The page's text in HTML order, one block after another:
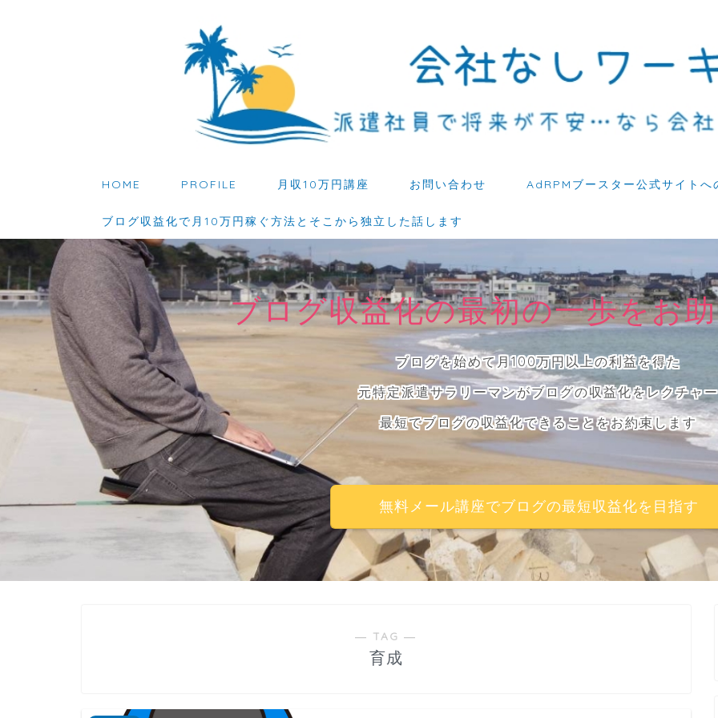
HOME PROFILE 月収10万円講座 お問い合わせ AdRPMブースター公式サイトへ
ブログ収益化で月10万円稼ぐ方法とそこから独立した話します
ブログ収益化の最初の一歩をお
ブログを始めて月100万円以上の利益を得た
元特定派遣サラリーマンがブログの収益化をレクチャー
最短でブログの収益化できることをお約束します
無料メール講座でブログの最短収益化を目指す
― TAG ―
育成